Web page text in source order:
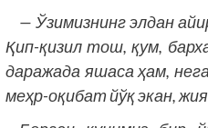
— Ўзимизнинг элдан
Қип-қизил тош, қум,
даражада яшаса ҳам,
меҳр-оқибат йўқ экан,